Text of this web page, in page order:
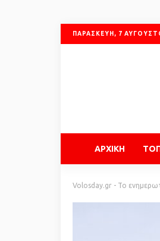
ΠΑΡΑΣΚΕΥΉ, 7
ΑΡΧΙΚΗ
Volosday.gr - Το